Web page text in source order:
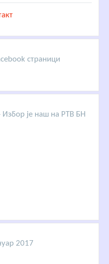
страници
је наш на РТВ БН
2017